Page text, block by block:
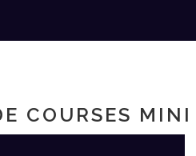
COURSES MINI